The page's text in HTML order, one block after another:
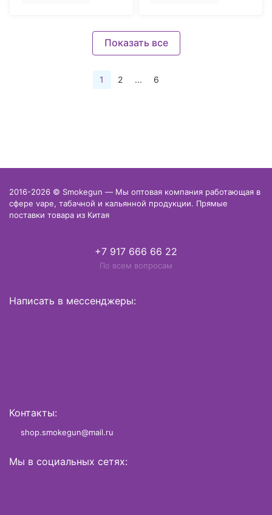
Показать все
1 2 ... 6
2016-2026 © Smokegun — Мы оптовая компания работающая в
сфере vape, табачной и кальянной продукции. Прямые
поставки товара из Китая
+7 917 666 66 22
По всем вопросам
Написать в мессенджеры:
Контакты:
shop.smokegun@mail.ru
Мы в социальных сетях: